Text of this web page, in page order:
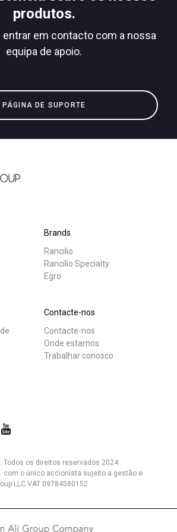
produtos.
entrar em contacto com a nossa
equipa de apoio.
PÁGINA DE SUPORTE
Brands
Rancilio
Rancilio Specialty
Egro
Contacte-nos
Contacte-nos
Onde estamos
Trabalhar conosco
Todos os direitos reservados 2024.
com o único accionista sujeito a gestão e
LLC VAT 09784580152